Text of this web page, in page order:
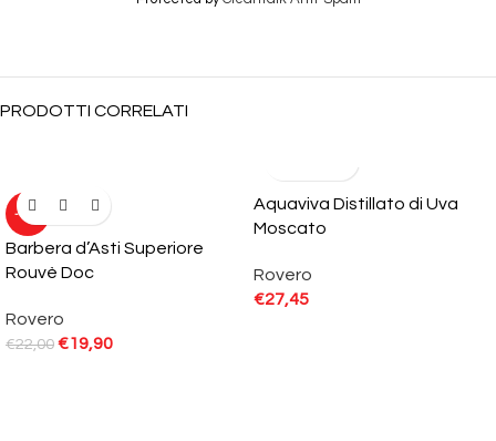
PRODOTTI CORRELATI
-10%
Barbera d’Asti Superiore
Rouvè Doc
Rovero
€22,00 €19,90
Aquaviva Distillato di Uva
Moscato
Rovero
€27,45